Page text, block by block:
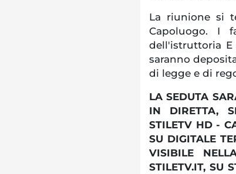
La riunione si
Capoluogo. I
dell'istruttoria
saranno
di legge e di
LA SEDUTA
IN DIRETTA,
STILETV HD -
SU DIGITALE
VISIBILE
STILETV.IT, SU